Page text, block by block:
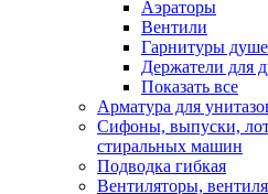
Аэраторы
Вентили
Гарнитуры
Держатели для
Показать все
Арматура для
Сифоны, выпуски,
стиральных машин
Подводка гибкая
Вентиляторы,